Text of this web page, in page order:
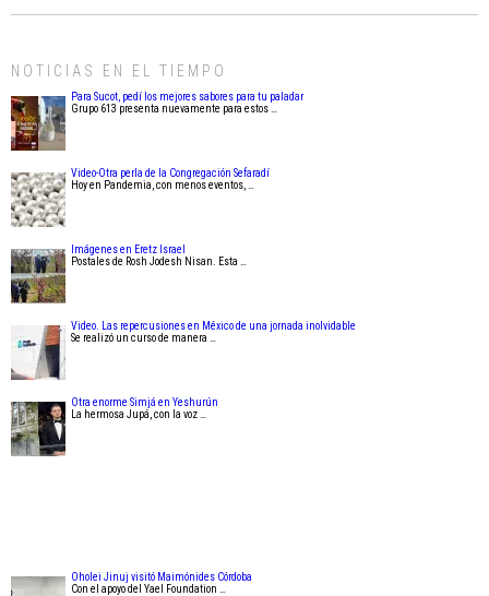
NOTICIAS EN EL TIEMPO
Para Sucot, pedí los mejores sabores para tu paladar
Grupo 613 presenta nuevamente para estos …
Video-Otra perla de la Congregación Sefaradí
Hoy en Pandemia, con menos eventos, …
Imágenes en Eretz Israel
Postales de Rosh Jodesh Nisan. Esta …
Video. Las repercusiones en México de una jornada inolvidable
Se realizó un curso de manera …
Otra enorme Simjá en Yeshurún
La hermosa Jupá, con la voz …
Oholei Jinuj visitó Maimónides Córdoba
Con el apoyo del Yael Foundation …